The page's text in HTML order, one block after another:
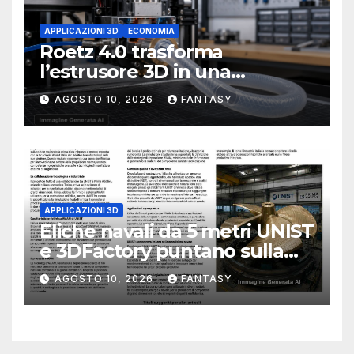
APPLICAZIONI 3D ECONOMIA
Roetz 4.0 trasforma
l’estrusore 3D in una
macchina per produrre tubi
AGOSTO 10, 2026 FANTASY
APPLICAZIONI 3D
Eliche navali da 5 metri UNIST
e 3DFactory puntano sulla
stampa 3D WAAM
AGOSTO 10, 2026 FANTASY